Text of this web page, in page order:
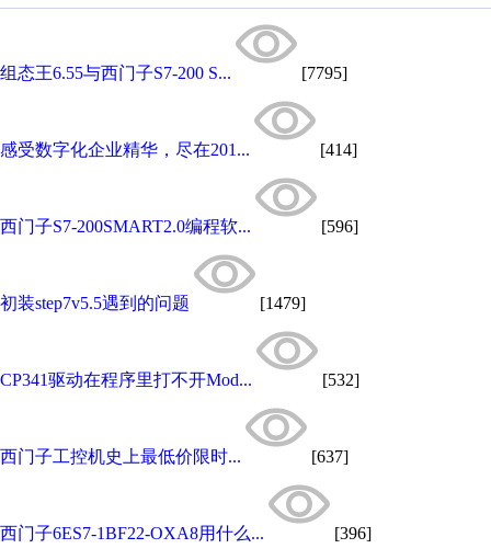
组态王6.55与西门子S7-200 S... [7795]
感受数字化企业精华，尽在201... [414]
西门子S7-200SMART2.0编程软... [596]
初装step7v5.5遇到的问题 [1479]
CP341驱动在程序里打不开Mod... [532]
西门子工控机史上最低价限时... [637]
西门子6ES7-1BF22-OXA8用什么... [396]